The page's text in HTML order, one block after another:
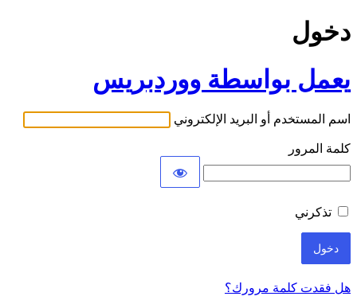
دخول
يعمل بواسطة ووردبريس
اسم المستخدم أو البريد الإلكتروني
كلمة المرور
تذكرني
هل فقدت كلمة مرورك؟